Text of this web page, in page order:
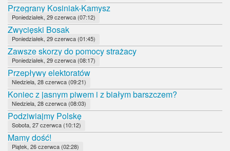
Przegrany Kosiniak-Kamysz
Poniedziałek, 29 czerwca (07:12)
Zwycięski Bosak
Poniedziałek, 29 czerwca (01:45)
Zawsze skorzy do pomocy strażacy
Poniedziałek, 29 czerwca (08:17)
Przepływy elektoratów
Niedziela, 28 czerwca (09:21)
Koniec z jasnym piwem i z białym barszczem?
Niedziela, 28 czerwca (08:03)
Podziwiajmy Polskę
Sobota, 27 czerwca (10:12)
Mamy dość!
Piątek, 26 czerwca (02:28)